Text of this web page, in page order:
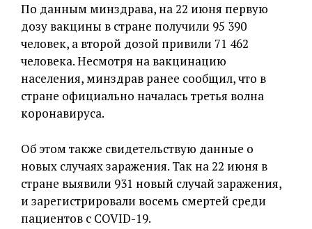
По данным минздрава, на 22 июня первую
дозу вакцины в стране получили 95 390
человек, а второй дозой привили 71 462
человека. Несмотря на вакцинацию
населения, минздрав ранее сообщил, что в
стране официально началась третья волна
коронавируса.
Об этом также свидетельствую данные о
новых случаях заражения. Так на 22 июня в
стране выявили 931 новый случай заражения,
и зарегистрировали восемь смертей среди
пациентов с COVID-19.